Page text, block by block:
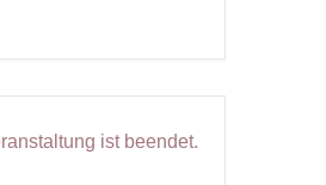
ist beendet.